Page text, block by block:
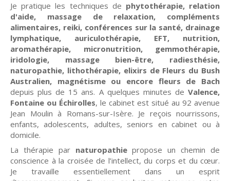
Je pratique les techniques de phytothérapie, relation
d'aide, massage de relaxation, compléments
alimentaires, reiki, conférences sur la santé, drainage
lymphatique, auriculothérapie, EFT, nutrition,
aromathérapie, micronutrition, gemmothérapie,
iridologie, massage bien-être, radiesthésie,
naturopathie, lithothérapie, elixirs de Fleurs du Bush
Australien, magnétisme ou encore fleurs de Bach
depuis plus de 15 ans. A quelques minutes de Valence,
Fontaine ou Échirolles, le cabinet est situé au 92 avenue
Jean Moulin à Romans-sur-Isère. Je reçois nourrissons,
enfants, adolescents, adultes, seniors en cabinet ou à
domicile.
La thérapie par naturopathiepropose un chemin de
conscience à la croisée de l’intellect, du corps et du cœur.
Je travaille essentiellement dans un esprit